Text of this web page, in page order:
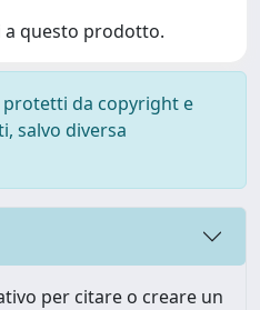
a questo prodotto.
protetti da copyright e
salvo diversa
per citare o creare un